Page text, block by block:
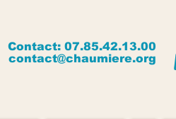
Contact: 07.85.42.13.00
contact@chaumiere.org